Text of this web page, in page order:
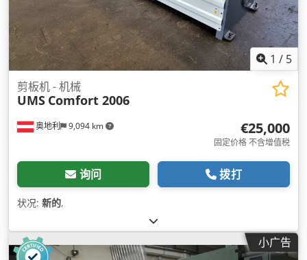
1 / 5
奥地利 9,094 km
剪板机 - 机械
UMS Comfort 2006
€25,000
固定价格 不含增值税
询问 拨打
状况: 新的,
小广告